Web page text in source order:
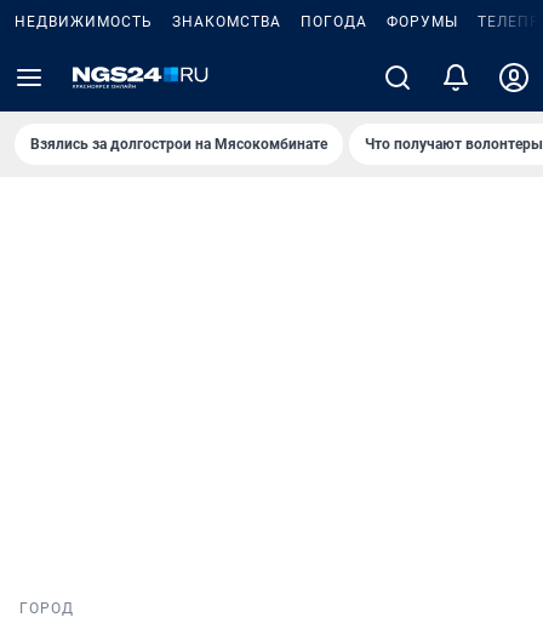
НЕДВИЖИМОСТЬ ЗНАКОМСТВА ПОГОДА ФОРУМЫ
Взялись за долгострои на Мясокомбинате Что получают
ГОРОД